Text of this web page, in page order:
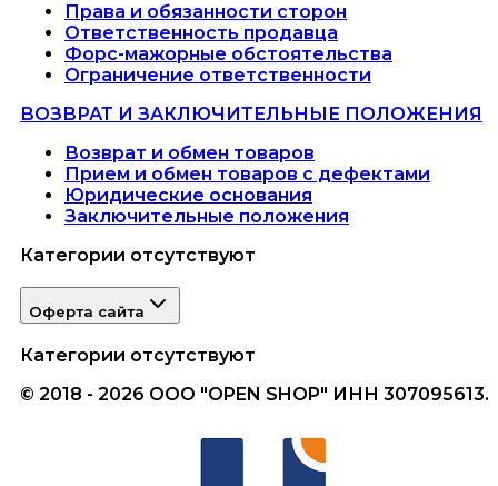
Права и обязанности сторон
Ответственность продавца
Форс-мажорные обстоятельства
Ограничение ответственности
ВОЗВРАТ И ЗАКЛЮЧИТЕЛЬНЫЕ ПОЛОЖЕНИЯ
Возврат и обмен товаров
Прием и обмен товаров с дефектами
Юридические основания
Заключительные положения
Категории отсутствуют
Оферта сайта
Категории отсутствуют
© 2018 - 2026 ООО "OPEN SHOP" ИНН 307095613.